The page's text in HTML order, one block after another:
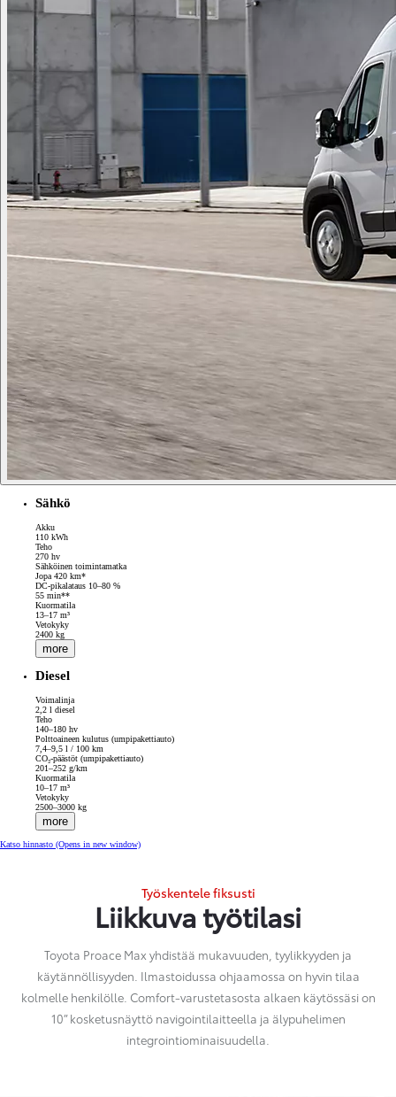
Sähkö
Akku
110 kWh
Teho
270 hv
Sähköinen toimintamatka
Jopa 420 km*
DC-pikalataus 10–80 %
55 min**
Kuormatila
13–17 m³
Vetokyky
2400 kg
more
Diesel
Voimalinja
2,2 l diesel
Teho
140–180 hv
Polttoaineen kulutus (umpipakettiauto)
7,4–9,5 l / 100 km
CO₂-päästöt (umpipakettiauto)
201–252 g/km
Kuormatila
10–17 m³
Vetokyky
2500–3000 kg
more
Katso hinnasto (Opens in new window)
Työskentele fiksusti
Liikkuva työtilasi
Toyota Proace Max yhdistää mukavuuden, tyylikkyyden ja
käytännöllisyyden. Ilmastoidussa ohjaamossa on hyvin tilaa
kolmelle henkilölle. Comfort-varustetasosta alkaen käytössäsi on
10” kosketusnäyttö navigointilaitteella ja älypuhelimen
integrointiominaisuudella.